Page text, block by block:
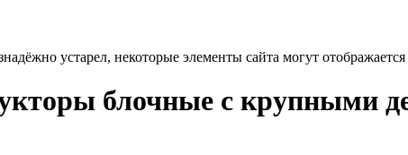
устарел, некоторые элементы сайта могут
блочные с крупными